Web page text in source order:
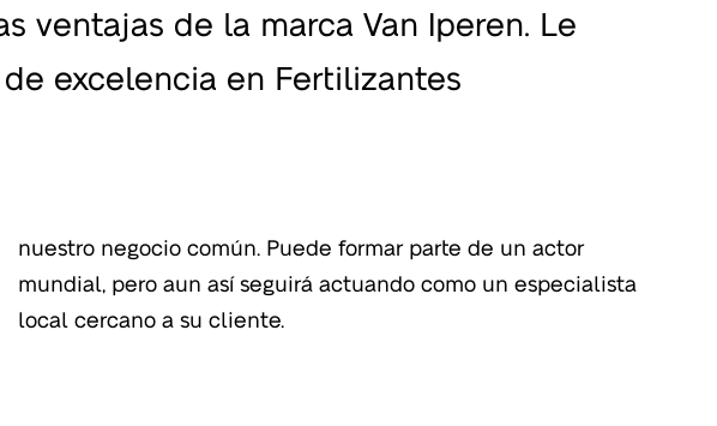
ventajas de la marca Van Iperen. Le
excelencia en Fertilizantes
local cercano a su cliente.